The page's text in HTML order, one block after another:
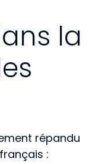
la
répandu
: